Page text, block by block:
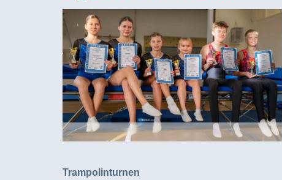
Trampolinturnen